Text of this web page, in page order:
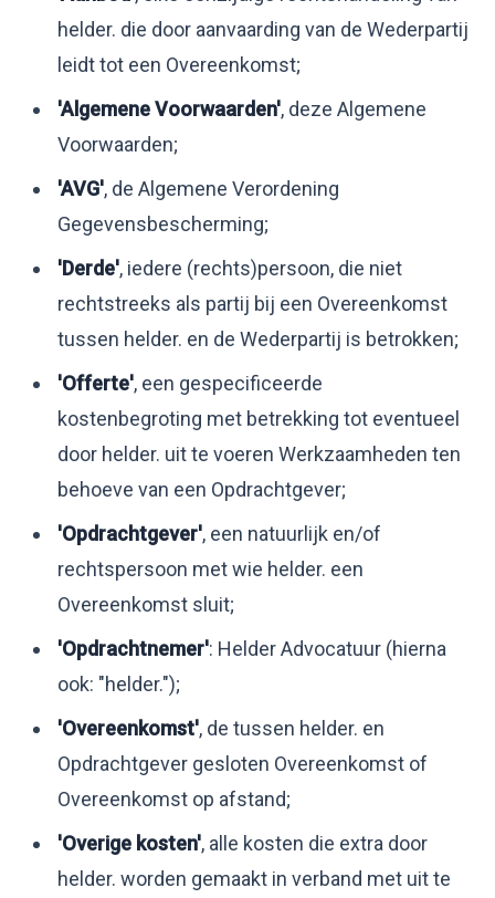
helder. die door aanvaarding van de Wederpartij
leidt tot een Overeenkomst;
'Algemene Voorwaarden', deze Algemene
Voorwaarden;
'AVG', de Algemene Verordening
Gegevensbescherming;
'Derde', iedere (rechts)persoon, die niet
rechtstreeks als partij bij een Overeenkomst
tussen helder. en de Wederpartij is betrokken;
'Offerte', een gespecificeerde
kostenbegroting met betrekking tot eventueel
door helder. uit te voeren Werkzaamheden ten
behoeve van een Opdrachtgever;
'Opdrachtgever', een natuurlijk en/of
rechtspersoon met wie helder. een
Overeenkomst sluit;
'Opdrachtnemer': Helder Advocatuur (hierna
ook: "helder.");
'Overeenkomst', de tussen helder. en
Opdrachtgever gesloten Overeenkomst of
Overeenkomst op afstand;
'Overige kosten', alle kosten die extra door
helder. worden gemaakt in verband met uit te